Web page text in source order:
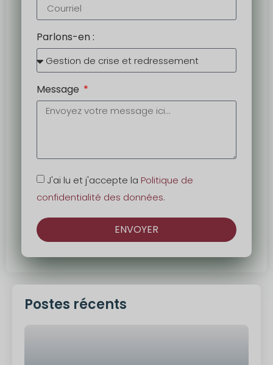
Parlons-en :
Message
J'ai lu et j'accepte la Politique de
confidentialité des données.
ENVOYER
Alternative
:
Postes récents